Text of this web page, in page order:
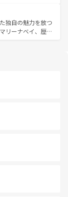
にも異なる楽しみ
、仏教を中心とし
る旅人を魅了し続
スポットが密集し
魅力。息をのむよ
存分に楽しみ尽く
独自の魅力を放つ
リーナベイ、歴史
外せないスポット